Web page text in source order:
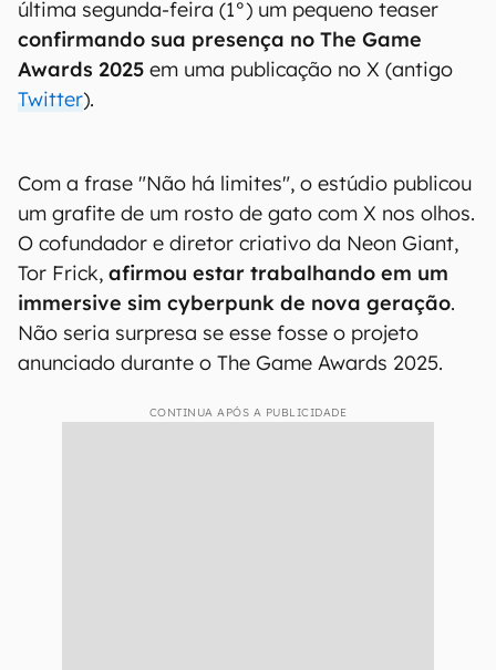
última segunda-feira (1°) um pequeno teaser
confirmando sua presença no The Game
Awards 2025 em uma publicação no X (antigo
Twitter).
Com a frase "Não há limites", o estúdio publicou
um grafite de um rosto de gato com X nos olhos.
O cofundador e diretor criativo da Neon Giant,
Tor Frick, afirmou estar trabalhando em um
immersive sim cyberpunk de nova geração.
Não seria surpresa se esse fosse o projeto
anunciado durante o The Game Awards 2025.
CONTINUA APÓS A PUBLICIDADE